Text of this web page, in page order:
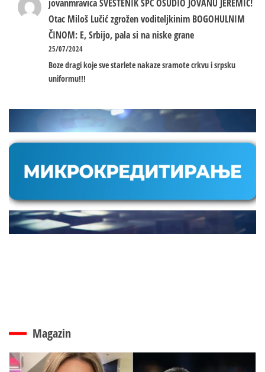
jovanmravicaSVEŠTENIK SPC OSUDIO JOVANU JEREMIĆ!
Otac Miloš Lučić zgrožen voditeljkinim BOGOHULNIM
ČINOM: E, Srbijo, pala si na niske grane
25/07/2024
Boze dragi koje sve starlete nakaze sramote crkvu i srpsku
uniformu!!!
Magazin